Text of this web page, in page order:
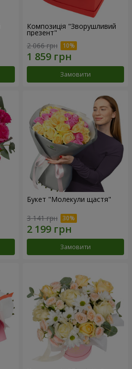
Композиція "Зворушливий
презент"
2 066 грн
Замовити
Букет "Молекули щастя"
3 141 грн
Замовити